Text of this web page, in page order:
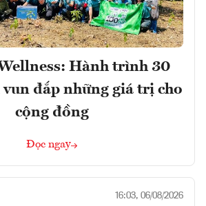
Hành trình 30
đắp những giá trị cho
cộng đồng
Đọc ngay
16:03, 06/08/2026